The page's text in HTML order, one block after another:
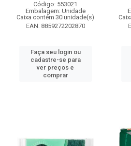
Código: 553021
Embalagem: Unidade
Caixa contém 30 unidade(s)
EAN: 8859272202870
Faça seu login ou
cadastre-se para
ver preços e
comprar